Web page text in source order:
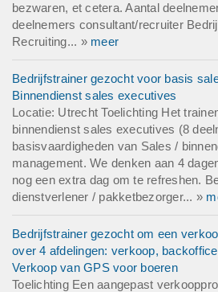
bezwaren, et cetera. Aantal
deelnemers consultant/recruiter
Recruiting... » meer
Bedrijfstrainer gezocht voor basis
Binnendienst sales executives
Locatie: Utrecht Toelichting Het
binnendienst sales executives (8
basisvaardigheden van Sales /
management. We denken aan 4
nog een extra dag om te refreshen.
dienstverlener / pakketbezorger... »
Bedrijfstrainer gezocht om een
over 4 afdelingen: verkoop,
Verkoop van GPS voor boeren
Toelichting Een aangepast